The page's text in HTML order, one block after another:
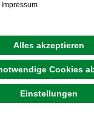
frisch
gelblich-